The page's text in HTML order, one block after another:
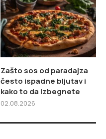
Zašto sos od paradajza
često ispadne bljutav i
kako to da izbegnete
02.08.2026